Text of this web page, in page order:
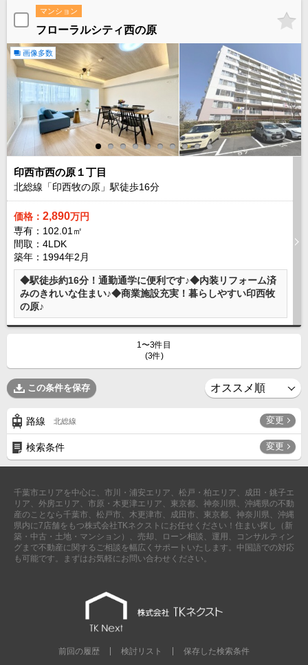
マンション
フローラルシティ西の原
画像多数
印西市西の原１丁目
北総線「印西牧の原」駅徒歩16分
価格： 2,890万円
専有：102.01㎡
間取：4LDK
築年：1994年2月
◆駅徒歩約16分！通勤通学に便利です♪◆内装リフォーム済
みのきれいな住まい♪◆商業施設充実！暮らしやすい印西牧
の原♪
1〜3件目
(3件)
この条件を保存
路線 北総線 変更
検索条件 変更
千葉市エリアを中心に、市川・浦安エリア、松戸・柏エリア、成田・銚子エ
リア、外房エリア、市原・木更津エリア、東京都、神奈川県、沖縄県の不動
産のことなら千葉市、松戸市、木更津市、成田市、東京都、神奈川県、沖縄
県内に7店舗をもつ株式会社TKネクストにお任せください！住まい探し（新
築・中古・土地・マンション）、売却、ローン相談、運用、コンサルティン
グまで不動産に関するご相談を幅広くサポートいたします。中国語での対応
も可能です。まずはお気軽にお問い合わせください。
前回の履歴 検討リスト 保存した検索条件
松戸･柏方面エリアの新築一戸建
松戸･柏方面エリアの中古一戸建
松戸･柏方面エリアのマンション
成田･銚子方面エリア
成田･銚子方面エリアの新築一戸建
成田･銚子方面エリアの中古一戸建
成田･銚子方面エリアのマンション
成田･銚子方面エリアの土地
四街道･佐倉･八千代方面エリア
四街道･佐倉･八千代方面エリアの中古一戸建
四街道･佐倉･八千代方面エリアのマンション
四街道･佐倉･八千代方面エリアの土地
船橋･市川･浦安方面エリア
船橋･市川･浦安方面エリアの新築一戸建
船橋･市川･浦安方面エリアの中古一戸建
船橋･市川･浦安方面エリアのマンション
船橋･市川･浦安方面エリアの土地
千葉市エリア
千葉市エリアの新築一戸建
千葉市エリアの中古一戸建
外房エリア
外房エリアの新築一戸建
外房エリアのマンション
外房エリアの土地
内房エリア
内房エリアの新築一戸建
内房エリアのマンション
内房エリアの土地
東京全域エリア
東京全域エリアの新築一戸建
東京全域エリアの中古一戸建
神奈川全域エリア
神奈川全域エリアの新築一戸建
神奈川全域エリアの中古一戸建
神奈川全域エリアの土地